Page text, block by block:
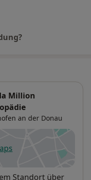
Million
an der Donau
in einer neuen
Standort über